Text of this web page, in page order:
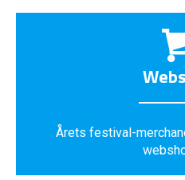
Årets festival-